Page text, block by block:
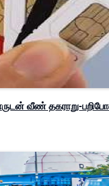
வீண் தகராறு-